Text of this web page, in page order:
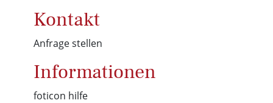
Kontakt
Anfrage stellen
Informationen
foticon hilfe